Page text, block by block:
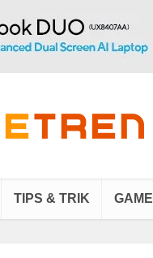
TIPS & TRIK GAME